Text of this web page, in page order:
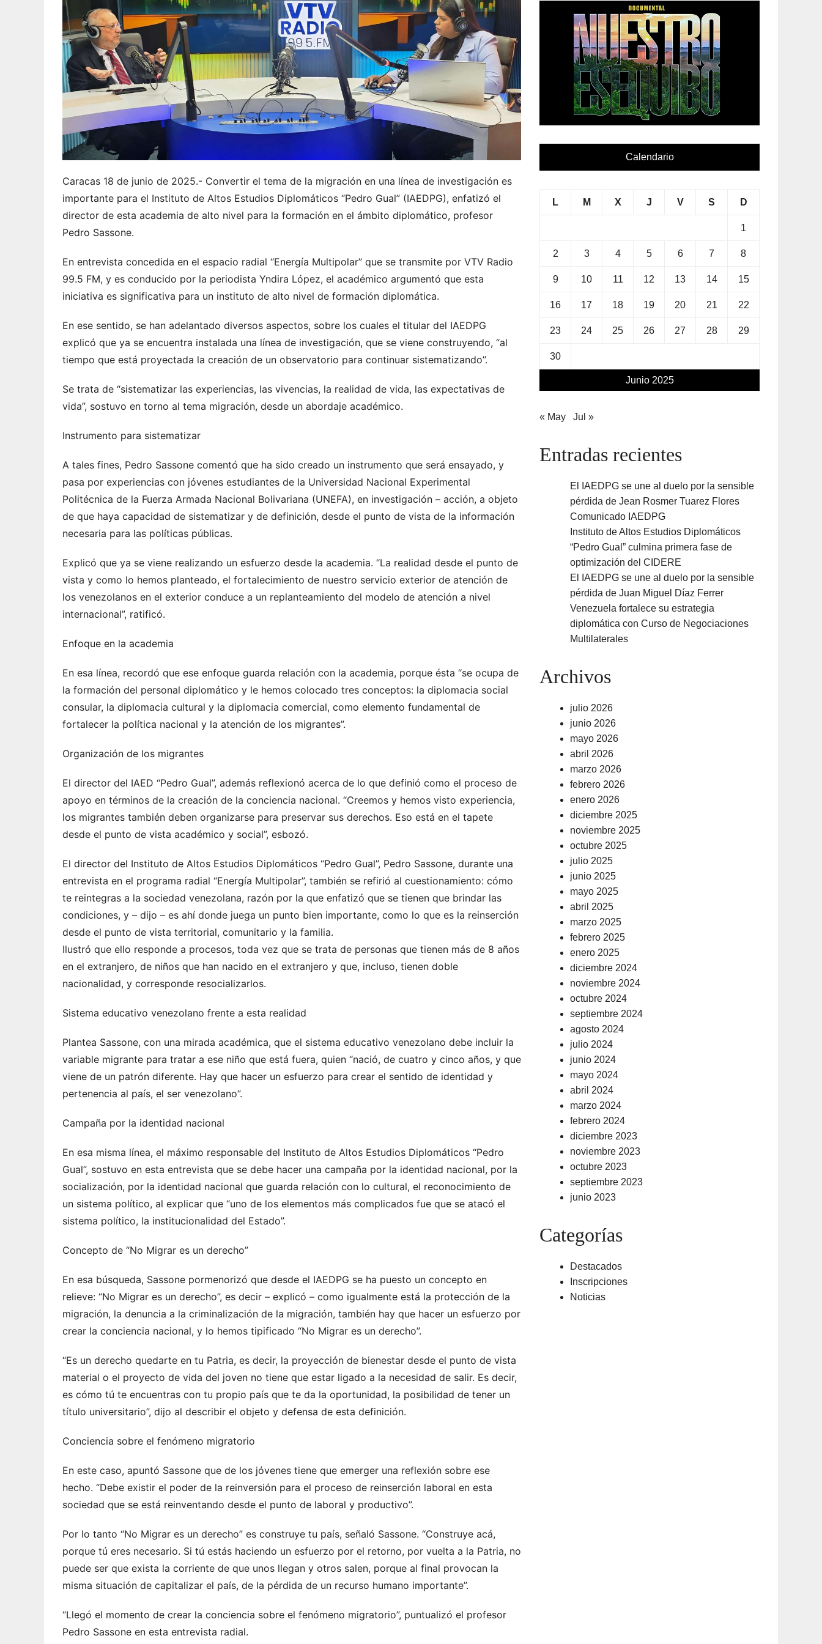
Caracas 18 de junio de 2025.- Convertir el tema de la migración en una línea de investigación es
importante para el Instituto de Altos Estudios Diplomáticos “Pedro Gual” (IAEDPG), enfatizó el
director de esta academia de alto nivel para la formación en el ámbito diplomático, profesor
Pedro Sassone.
En entrevista concedida en el espacio radial “Energía Multipolar” que se transmite por VTV Radio
99.5 FM, y es conducido por la periodista Yndira López, el académico argumentó que esta
iniciativa es significativa para un instituto de alto nivel de formación diplomática.
En ese sentido, se han adelantado diversos aspectos, sobre los cuales el titular del IAEDPG
explicó que ya se encuentra instalada una línea de investigación, que se viene construyendo, “al
tiempo que está proyectada la creación de un observatorio para continuar sistematizando”.
Se trata de “sistematizar las experiencias, las vivencias, la realidad de vida, las expectativas de
vida”, sostuvo en torno al tema migración, desde un abordaje académico.
Instrumento para sistematizar
A tales fines, Pedro Sassone comentó que ha sido creado un instrumento que será ensayado, y
pasa por experiencias con jóvenes estudiantes de la Universidad Nacional Experimental
Politécnica de la Fuerza Armada Nacional Bolivariana (UNEFA), en investigación – acción, a objeto
de que haya capacidad de sistematizar y de definición, desde el punto de vista de la información
necesaria para las políticas públicas.
Explicó que ya se viene realizando un esfuerzo desde la academia. “La realidad desde el punto de
vista y como lo hemos planteado, el fortalecimiento de nuestro servicio exterior de atención de
los venezolanos en el exterior conduce a un replanteamiento del modelo de atención a nivel
internacional”, ratificó.
Enfoque en la academia
En esa línea, recordó que ese enfoque guarda relación con la academia, porque ésta “se ocupa de
la formación del personal diplomático y le hemos colocado tres conceptos: la diplomacia social
consular, la diplomacia cultural y la diplomacia comercial, como elemento fundamental de
fortalecer la política nacional y la atención de los migrantes”.
Organización de los migrantes
El director del IAED “Pedro Gual”, además reflexionó acerca de lo que definió como el proceso de
apoyo en términos de la creación de la conciencia nacional. “Creemos y hemos visto experiencia,
los migrantes también deben organizarse para preservar sus derechos. Eso está en el tapete
desde el punto de vista académico y social”, esbozó.
El director del Instituto de Altos Estudios Diplomáticos “Pedro Gual”, Pedro Sassone, durante una
entrevista en el programa radial “Energía Multipolar”, también se refirió al cuestionamiento: cómo
te reintegras a la sociedad venezolana, razón por la que enfatizó que se tienen que brindar las
condiciones, y – dijo – es ahí donde juega un punto bien importante, como lo que es la reinserción
desde el punto de vista territorial, comunitario y la familia.
Ilustró que ello responde a procesos, toda vez que se trata de personas que tienen más de 8 años
en el extranjero, de niños que han nacido en el extranjero y que, incluso, tienen doble
nacionalidad, y corresponde resocializarlos.
Sistema educativo venezolano frente a esta realidad
Plantea Sassone, con una mirada académica, que el sistema educativo venezolano debe incluir la
variable migrante para tratar a ese niño que está fuera, quien “nació, de cuatro y cinco años, y que
viene de un patrón diferente. Hay que hacer un esfuerzo para crear el sentido de identidad y
pertenencia al país, el ser venezolano”.
Campaña por la identidad nacional
En esa misma línea, el máximo responsable del Instituto de Altos Estudios Diplomáticos “Pedro
Gual”, sostuvo en esta entrevista que se debe hacer una campaña por la identidad nacional, por la
socialización, por la identidad nacional que guarda relación con lo cultural, el reconocimiento de
un sistema político, al explicar que “uno de los elementos más complicados fue que se atacó el
sistema político, la institucionalidad del Estado”.
Concepto de “No Migrar es un derecho”
En esa búsqueda, Sassone pormenorizó que desde el IAEDPG se ha puesto un concepto en
relieve: “No Migrar es un derecho”, es decir – explicó – como igualmente está la protección de la
migración, la denuncia a la criminalización de la migración, también hay que hacer un esfuerzo por
crear la conciencia nacional, y lo hemos tipificado “No Migrar es un derecho”.
“Es un derecho quedarte en tu Patria, es decir, la proyección de bienestar desde el punto de vista
material o el proyecto de vida del joven no tiene que estar ligado a la necesidad de salir. Es decir,
es cómo tú te encuentras con tu propio país que te da la oportunidad, la posibilidad de tener un
título universitario”, dijo al describir el objeto y defensa de esta definición.
Conciencia sobre el fenómeno migratorio
En este caso, apuntó Sassone que de los jóvenes tiene que emerger una reflexión sobre ese
hecho. “Debe existir el poder de la reinversión para el proceso de reinserción laboral en esta
sociedad que se está reinventando desde el punto de laboral y productivo”.
Por lo tanto “No Migrar es un derecho” es construye tu país, señaló Sassone. “Construye acá,
porque tú eres necesario. Si tú estás haciendo un esfuerzo por el retorno, por vuelta a la Patria, no
puede ser que exista la corriente de que unos llegan y otros salen, porque al final provocan la
misma situación de capitalizar el país, de la pérdida de un recurso humano importante”.
“Llegó el momento de crear la conciencia sobre el fenómeno migratorio”, puntualizó el profesor
Pedro Sassone en esta entrevista radial.
Calendario
Junio 2025
L M X J V S D
1
2 3 4 5 6 7 8
9 10 11 12 13 14 15
16 17 18 19 20 21 22
23 24 25 26 27 28 29
30
« May Jul »
Entradas recientes
El IAEDPG se une al duelo por la sensible
pérdida de Jean Rosmer Tuarez Flores
Comunicado IAEDPG
Instituto de Altos Estudios Diplomáticos
“Pedro Gual” culmina primera fase de
optimización del CIDERE
El IAEDPG se une al duelo por la sensible
pérdida de Juan Miguel Díaz Ferrer
Venezuela fortalece su estrategia
diplomática con Curso de Negociaciones
Multilaterales
Archivos
julio 2026
junio 2026
mayo 2026
abril 2026
marzo 2026
febrero 2026
enero 2026
diciembre 2025
noviembre 2025
octubre 2025
julio 2025
junio 2025
mayo 2025
abril 2025
marzo 2025
febrero 2025
enero 2025
diciembre 2024
noviembre 2024
octubre 2024
septiembre 2024
agosto 2024
julio 2024
junio 2024
mayo 2024
abril 2024
marzo 2024
febrero 2024
diciembre 2023
noviembre 2023
octubre 2023
septiembre 2023
junio 2023
Categorías
Destacados
Inscripciones
Noticias